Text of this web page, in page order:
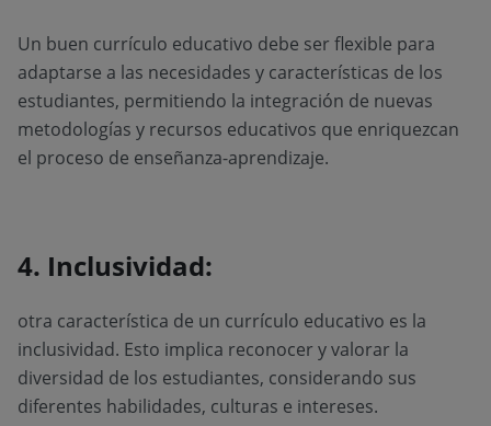
Un buen currículo educativo debe ser flexible para
adaptarse a las necesidades y características de los
estudiantes, permitiendo la integración de nuevas
metodologías y recursos educativos que enriquezcan
el proceso de enseñanza-aprendizaje.
4. Inclusividad:
otra característica de un currículo educativo es la
inclusividad. Esto implica reconocer y valorar la
diversidad de los estudiantes, considerando sus
diferentes habilidades, culturas e intereses.